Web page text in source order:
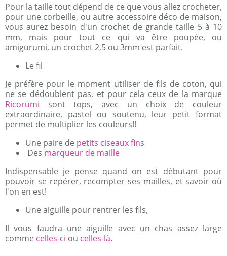
Pour la taille tout dépend de ce que vous allez crocheter,
pour une corbeille, ou autre accessoire déco de maison,
vous aurez besoin d'un crochet de grande taille 5 à 10
mm, mais pour tout ce qui va être poupée, ou
amigurumi, un crochet 2,5 ou 3mm est parfait.
Le fil
Je préfère pour le moment utiliser de fils de coton, qui
ne se dédoublent pas, et pour cela ceux de la marque
Ricorumi sont tops, avec un choix de couleur
extraordinaire, pastel ou soutenu, leur petit format
permet de multiplier les couleurs!!
Une paire de petits ciseaux fins
Des marqueur de maille
Indispensable je pense quand on est débutant pour
pouvoir se repérer, recompter ses mailles, et savoir où
l'on en est!
Une aiguille pour rentrer les fils,
Il vous faudra une aiguille avec un chas assez large
comme celles-ci ou celles-là.